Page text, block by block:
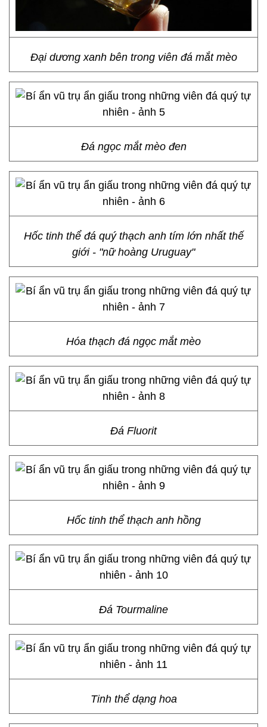
Đại dương xanh bên trong viên đá mắt mèo
Đá ngọc mắt mèo đen
Hốc tinh thể đá quý thạch anh tím lớn nhất thế
giới - "nữ hoàng Uruguay"
Hóa thạch đá ngọc mắt mèo
Đá Fluorit
Hốc tinh thể thạch anh hồng
Đá Tourmaline
Tinh thể dạng hoa